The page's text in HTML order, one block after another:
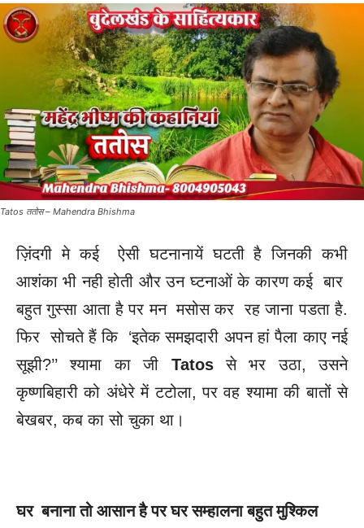
Tatos ततोस – Mahendra Bhishma
ज़िंदगी मे कई ऐसी घटनानायें घटती है जिनकी कभी
आशंका भी नही होती और उन घ्टनाओं के कारण कई बार
बहुत गुस्सा आता है पर मन मसोस कर रह जाना पडता है.
फिर सोचते हैं कि ‘इतेक समझदारी अपन हां पैला काए नई
सूझी?’’ श्यामा का जी Tatosसे भर उठा, उसने
कृष्णबिहारी को अंधेरे में टटोला, पर वह श्यामा की बातों से
बेखबर, कब का सो चुका था।
घर बनाना तो आसान है पर घर सम्हालना बहुत मुश्किल